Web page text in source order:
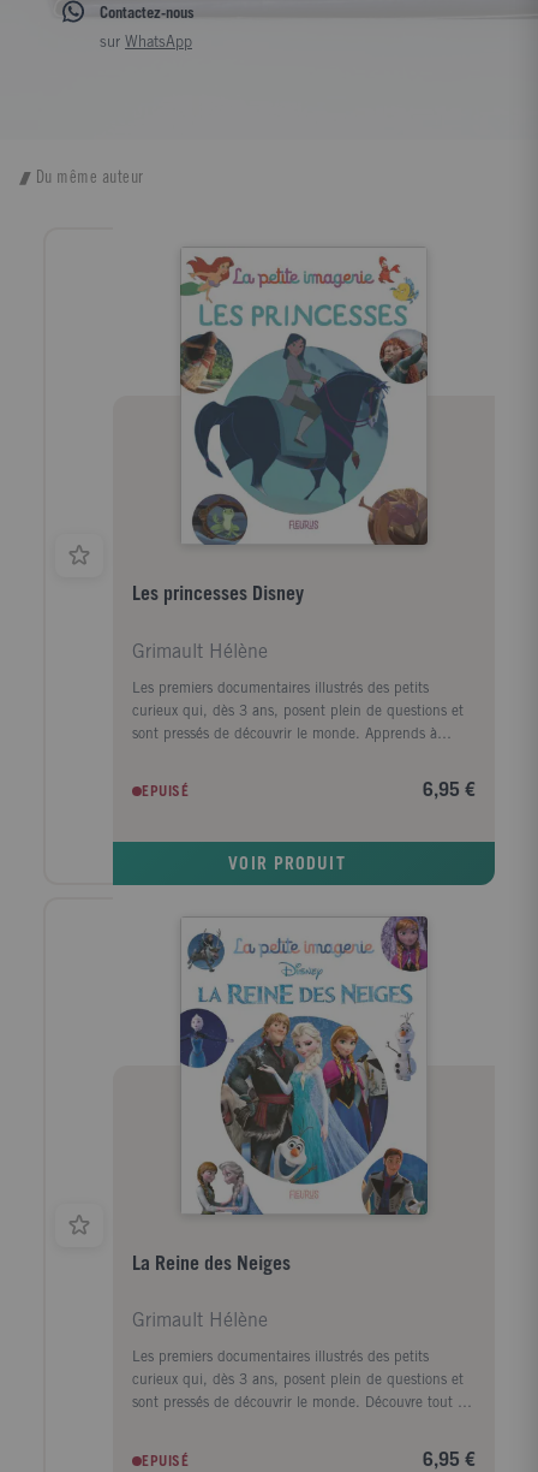
Contactez-nous
sur WhatsApp
Du même auteur
Les princesses Disney
Grimault Hélène
Les premiers documentaires illustrés des petits
curieux qui, dès 3 ans, posent plein de questions et
sont pressés de découvrir le monde. Apprends à
EPUISÉ
6,95 €
VOIR PRODUIT
La Reine des Neiges
Grimault Hélène
Les premiers documentaires illustrés des petits
curieux qui, dès 3 ans, posent plein de questions et
sont pressés de découvrir le monde. Découvre tout de
EPUISÉ
6,95 €